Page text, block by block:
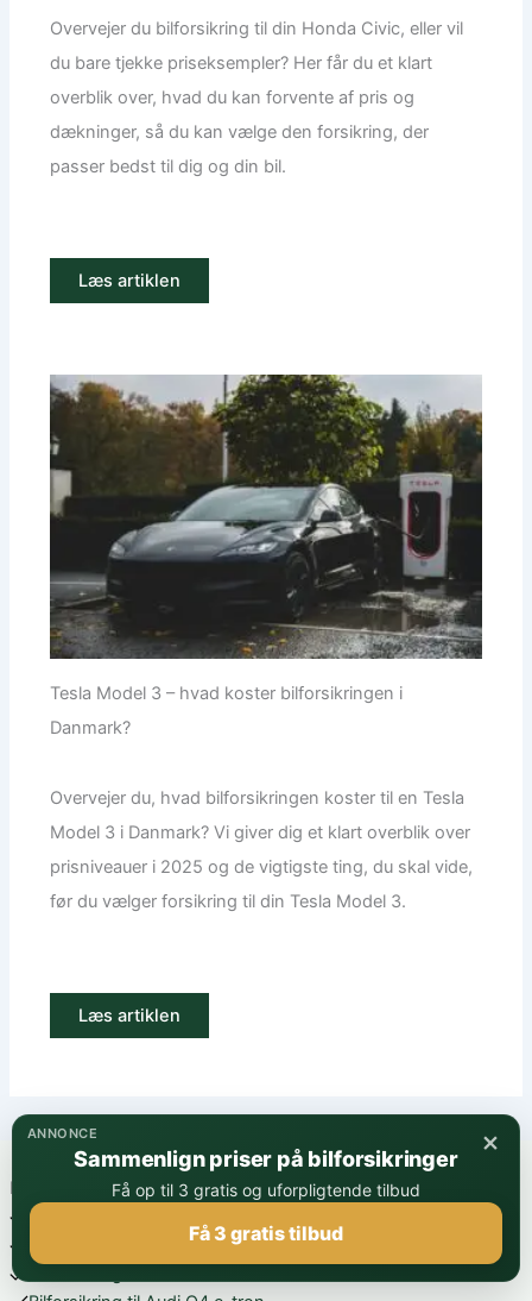
Overvejer du bilforsikring til din Honda Civic, eller vil
du bare tjekke priseksempler? Her får du et klart
overblik over, hvad du kan forvente af pris og
dækninger, så du kan vælge den forsikring, der
passer bedst til dig og din bil.
Læs artiklen
Tesla Model 3 – hvad koster bilforsikringen i
Danmark?
Overvejer du, hvad bilforsikringen koster til en Tesla
Model 3 i Danmark? Vi giver dig et klart overblik over
prisniveauer i 2025 og de vigtigste ting, du skal vide,
før du vælger forsikring til din Tesla Model 3.
Læs artiklen
Find bilforsikring til din bil
Bilforsikring til Tesla Model Y
Bilforsikring til Volkswagen ID.4
×
ANNONCE
Sammenlign priser på bilforsikringer
Få op til 3 gratis og uforpligtende tilbud
Få 3 gratis tilbud